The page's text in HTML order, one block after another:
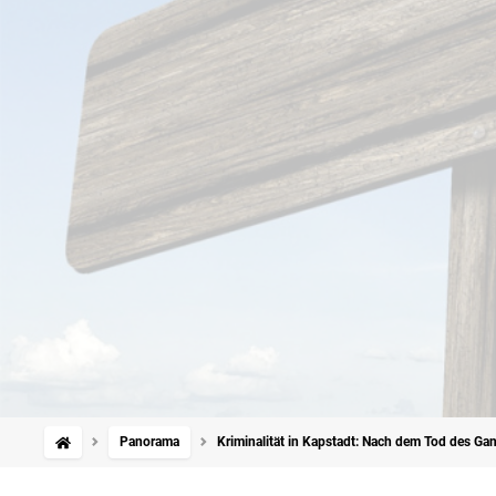
Panorama Kriminalität in Kapstadt: Nach dem Tod des